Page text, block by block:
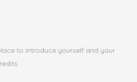
to introduce yourself and your